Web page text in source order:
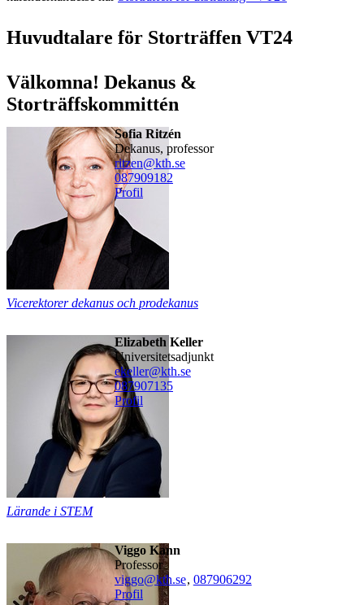
Huvudtalare för Storträffen VT24
Välkomna! Dekanus &
Storträffskommittén
Sofia Ritzén
dekanus, professor
ritzen@kth.se
087909182
Profil
Vicerektorer dekanus och prodekanus
Elizabeth Keller
universitetsadjunkt
ekeller@kth.se
087907135
Profil
Lärande i STEM
Viggo Kann
professor
viggo@kth.se, 087906292
Profil